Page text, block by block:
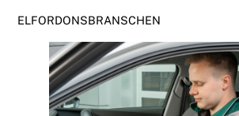
ELFORDONSBRANSCHEN